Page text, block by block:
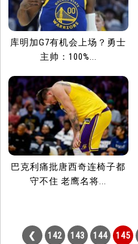
库明加G7有机会上场？勇士
主帅：100%...
巴克利痛批唐西奇连椅子都
守不住 老鹰名将...
142 143 144 145